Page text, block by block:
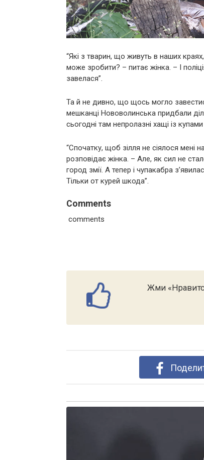
“Які з тварин, що живуть в наших
може зробити? – питає жінка. – І
завелася”.
Та й не дивно, що щось могло
мешканці Нововолинська придбали
сьогодні там непролазні хащі із купами
“Спочатку, щоб зілля не сіялося мені
розповідає жінка. – Але, як сил не
город змії. А тепер і чупакабра
Тільки от курей шкода”.
Comments
comments
Жми